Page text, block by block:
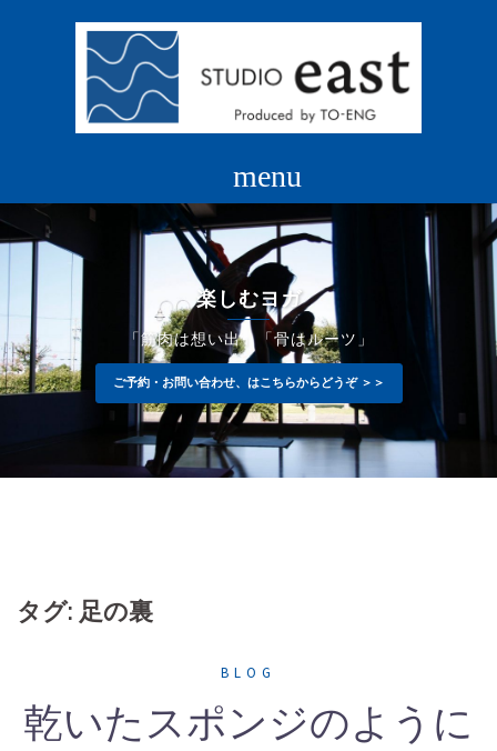
キ
楽しむヨガ
「筋肉は想い出」「骨はルーツ」
ご予約・お問い合わせ、はこちらからどうぞ ＞＞
タグ: 足の裏
BLOG
乾いたスポンジのように